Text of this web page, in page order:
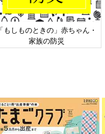
「もしものときの」赤ちゃん・
家族の防災